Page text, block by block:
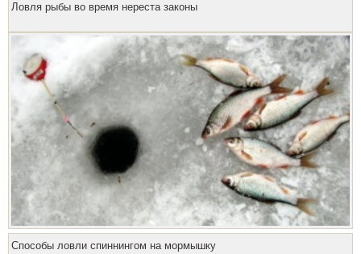
Ловля рыбы во время нереста законы
Способы ловли спиннингом на мормышку